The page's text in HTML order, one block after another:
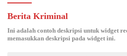
Berita Kriminal
Ini adalah contoh deskripsi untuk widget
memasukkan deskripsi pada widget ini.